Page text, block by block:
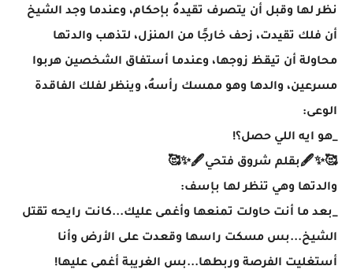
نظر لها وقبل أن يتصرف تقيدهُ بإحكام، وعندما وجد الشيخ
أن فلك تقيدت، زحف خارجًا من المنزل، لتذهب والدتها
محاولة أن تيقظ زوجها، وعندما أستفاق الشخصين هربوا
مسرعين، والدها وهو ممسك رأسهُ، وينظر لفلك الفاقدة
الوعى:
_هو ايه اللي حصل؟!
🥰✨🖋بقلم شروق فتحي🖋✨🥰
والدتها وهي تنظر لها بإسف:
_بعد ما أنت حاولت تمنعها وأغمى عليك...كانت رايحه تقتل
الشيخ...بس مسكت راسها وقعدت على الأرض وأنا
أستغليت الفرصة وربطها...بس الغريبة أغمى عليها!